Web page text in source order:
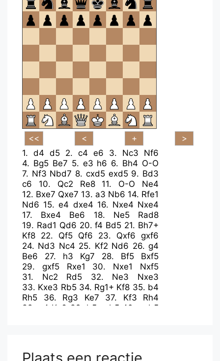
te
openen.
1. d4 d5 2. c4 e6 3. Nc3
Nf6
4. Bg5 Be7 5. e3 h6 6. Bh4 O-O
7. Nf3 Nbd7 8. cxd5 exd5 9. Bd3
c6
10. Qc2 Re8 11. O-O
Ne4
12. Bxe7 Qxe7 13. a3 Nb6 14. Rfe1
Nd6 15.e4 dxe4 16. Nxe4 Nxe4
17. Bxe4 Be6 18. Ne5
Rad8
19. Rad1 Qd6 20.f4 Bd5 21. Bh7+
Kf8 22. Qf5 Qf6 23. Qxf6 gxf6
24. Nd3 Nc4 25. Kf2 Nd6 26.g4
Be6
27. h3 Kg7 28. Bf5
Bxf5
29. gxf5 Rxe1 30. Nxe1
Nxf5
31. Nc2 Rd5 32. Ne3
Nxe3
33. Kxe3 Rb5 34. Rg1+ Kf8 35. b4
Rh5
36. Rg3 Ke7 37. Kf3
Rh4
38.
a4 Ke6 39. b5 cxb5 40.
axb5